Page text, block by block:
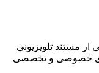
مستند تلویزیونی
خصوصی و تخصصی